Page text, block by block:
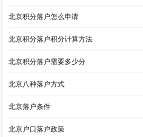
北京积分落户怎么申请
北京积分落户积分计算方法
北京积分落户需要多少分
北京八种落户方式
北京落户条件
北京户口落户政策